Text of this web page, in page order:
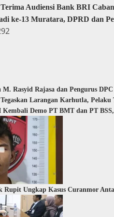
Audiensi Bank BRI
ke-13 Muratara, DPRD dan
M. Rasyid Rajasa dan Pengurus
Larangan Karhutla, Pelaku
Demo PT BMT dan PT
Rupit Ungkap Kasus Curanmor